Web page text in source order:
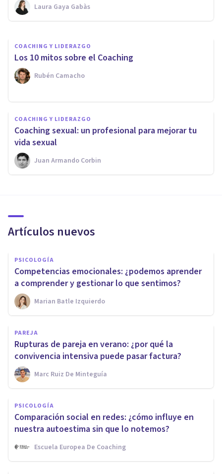
Laura Gaya Gabàs
Innerkey
COACHING Y LIDERAZGO
Los 10 mitos sobre el Coaching
Rubén Camacho
COACHING Y LIDERAZGO
Coaching sexual: un profesional para mejorar tu
vida sexual
Juan Armando Corbin
Artículos nuevos
PSICOLOGÍA
Competencias emocionales: ¿podemos aprender
a comprender y gestionar lo que sentimos?
Marian Batle Izquierdo
PAREJA
Rupturas de pareja en verano: ¿por qué la
convivencia intensiva puede pasar factura?
Marc Ruiz De Minteguía
PSICOLOGÍA
Comparación social en redes: ¿cómo influye en
nuestra autoestima sin que lo notemos?
Escuela Europea De Coaching